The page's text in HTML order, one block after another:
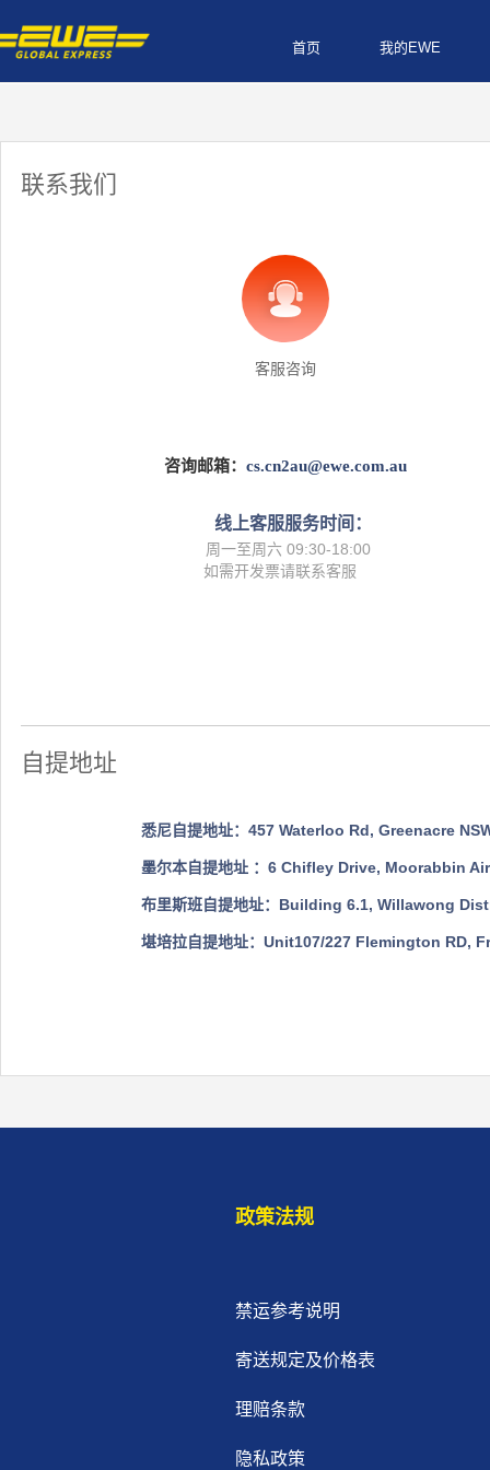
首页 我的EWE
联系我们
客服咨询
咨询邮箱： cs.cn2au@ewe.com.au
线上客服服务时间：
周一至周六 09:30-18:00
如需开发票请联系客服
自提地址
悉尼自提地址：457 Waterloo Rd, Greenacre
墨尔本自提地址 ：6 Chifley Drive, Moorabbin
布里斯班自提地址：Building 6.1, Willawong
堪培拉自提地址：Unit107/227 Flemington RD,
政策法规
禁运参考说明
寄送规定及价格表
理赔条款
隐私政策